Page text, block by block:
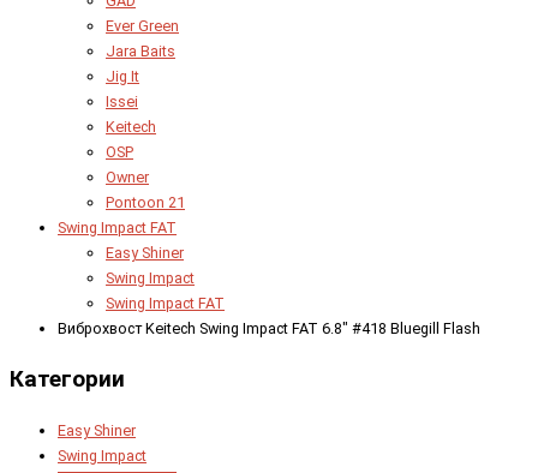
Ever Green
Jara Baits
Jig It
Issei
Keitech
OSP
Owner
Pontoon 21
Swing Impact FAT
Easy Shiner
Swing Impact
Swing Impact FAT
Виброхвост Keitech Swing Impact FAT 6.8" #418 Bluegill Flash
Категории
Easy Shiner
Swing Impact